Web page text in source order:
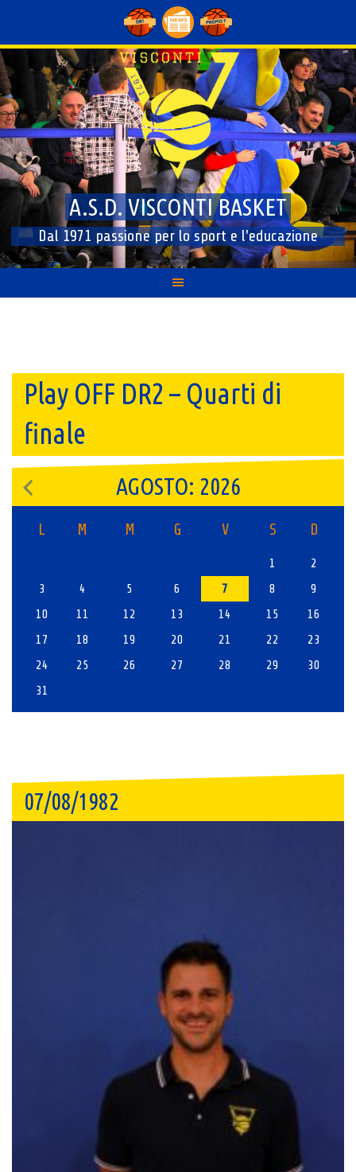
content
A.S.D. VISCONTI BASKET
Dal 1971 passione per lo sport e l'educazione
Play OFF DR2 – Quarti di
finale
AGOSTO: 2026
L M M G V S D
1
2
3
4 5 6 7 8
9
10
11 12 13 14 15
16
17
18 19 20 21 22
23
24
25 26 27 28 29
30
31
07/08/1982